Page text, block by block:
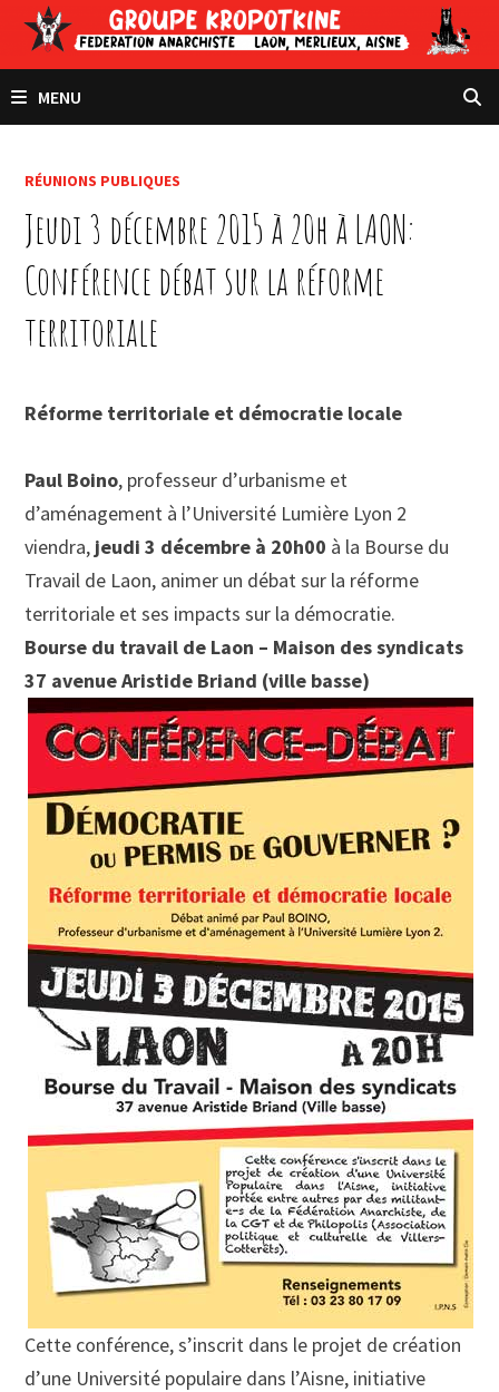
Passer
contenu
MENU
RÉUNIONS PUBLIQUES
Jeudi 3 décembre 2015 à 20h à LAON:
Conférence débat sur la réforme
territoriale
Réforme territoriale et démocratie locale
Paul Boino, professeur d’urbanisme et
d’aménagement à l’Université Lumière Lyon 2
viendra, jeudi 3 décembre à 20h00 à la Bourse du
Travail de Laon, animer un débat sur la réforme
territoriale et ses impacts sur la démocratie.
Bourse du travail de Laon – Maison des syndicats
37 avenue Aristide Briand (ville basse)
Cette conférence, s’inscrit dans le projet de création
d’une Université populaire dans l’Aisne, initiative